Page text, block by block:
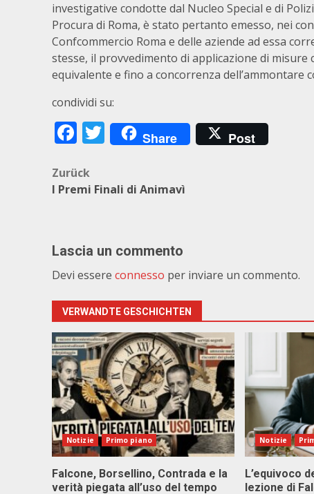
investigative condotte dal Nucleo Special e di
Procura di Roma, è stato pertanto emesso, nei
Confcommercio Roma e delle aziende ad essa
stesse, il provvedimento di applicazione di
equivalente e fino a concorrenza dell’ammontare
condividi su:
Facebook
Twitter
Share Post
Beitragsnavigation
Zurück
I Premi Finali di Animavì
Lascia un commento
Devi essere connesso per inviare un commento.
VERWANDTE GESCHICHTEN
Notizie Primo piano
Falcone, Borsellino, Contrada e la
verità piegata all’uso del tempo
Notizie
L’equivoco
lezione di